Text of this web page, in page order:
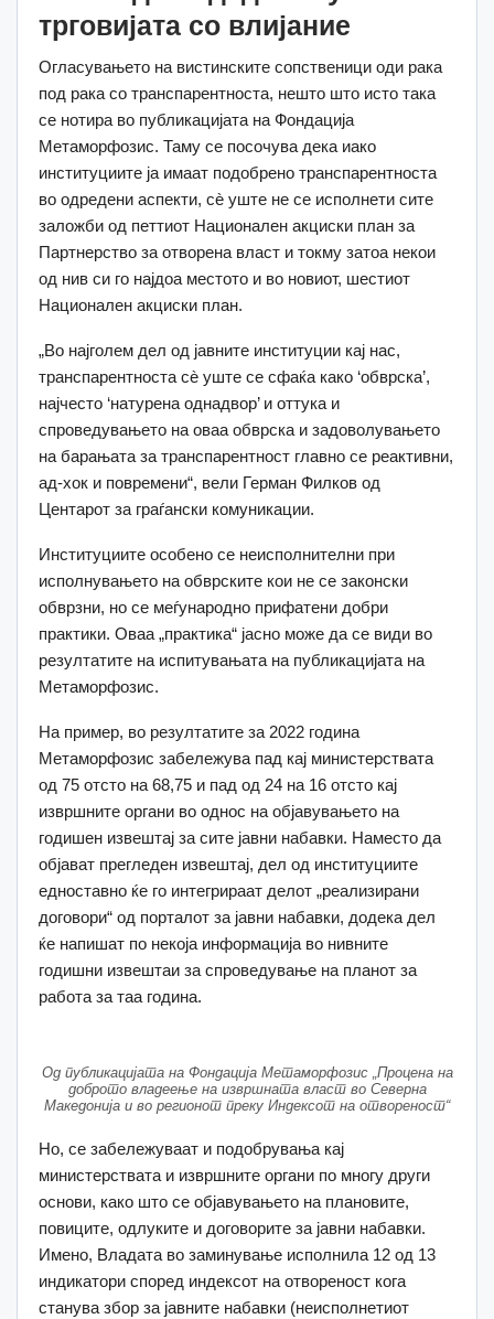
трговијата со влијание
Огласувањето на вистинските сопственици оди рака
под рака со транспарентноста, нешто што исто така
се нотира во публикацијата на Фондација
Метаморфозис. Таму се посочува дека иако
институциите ја имаат подобрено транспарентноста
во одредени аспекти, сè уште не се исполнети сите
заложби од петтиот Национален акциски план за
Партнерство за отворена власт и токму затоа некои
од нив си го најдоа местото и во новиот, шестиот
Национален акциски план.
„Во најголем дел од јавните институции кај нас,
транспарентноста сè уште се сфаќа како ‘обврска’,
најчесто ‘натурена однадвор’ и оттука и
спроведувањето на оваа обврска и задоволувањето
на барањата за транспарентност главно се реактивни,
ад-хок и повремени“, вели Герман Филков од
Центарот за граѓански комуникации.
Институциите особено се неисполнителни при
исполнувањето на обврските кои не се законски
обврзни, но се меѓународно прифатени добри
практики. Оваа „практика“ јасно може да се види во
резултатите на испитувањата на публикацијата на
Метаморфозис.
На пример, во резултатите за 2022 година
Метаморфозис забележува пад кај министерствата
од 75 отсто на 68,75 и пад од 24 на 16 отсто кај
извршните органи во однос на објавувањето на
годишен извештај за сите јавни набавки. Наместо да
објават прегледен извештај, дел од институциите
едноставно ќе го интегрираат делот „реализирани
договори“ од порталот за јавни набавки, додека дел
ќе напишат по некоја информација во нивните
годишни извештаи за спроведување на планот за
работа за таа година.
Од публикацијата на Фондација Метаморфозис „Процена на
доброто владеење на извршната власт во Северна
Македонија и во регионот преку Индексот на отвореност“
Но, се забележуваат и подобрувања кај
министерствата и извршните органи по многу други
основи, како што се објавувањето на плановите,
повиците, одлуките и договорите за јавни набавки.
Имено, Владата во заминување исполнила 12 од 13
индикатори според индексот на отвореност кога
станува збор за јавните набавки (неисполнетиот